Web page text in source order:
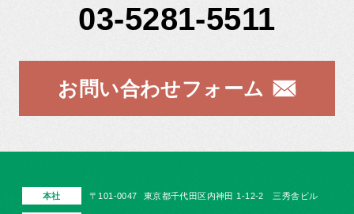
03-5281-5511
お問い合わせフォーム
本社 〒101-0047 東京都千代田区内神田 1-12-2 三秀舎ビル